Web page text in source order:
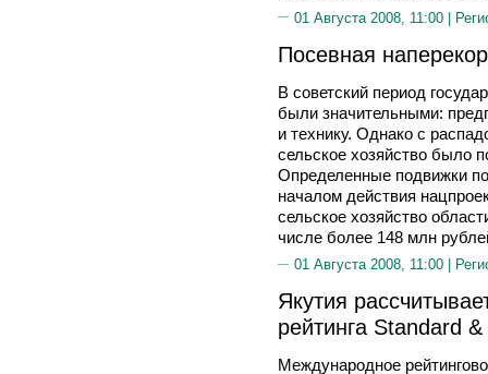
01 Августа 2008, 11:00 |
Посевная
В советский период
были значительными:
и технику. Однако с
сельское хозяйство было
Определенные подвижки
началом действия
сельское хозяйство
числе более 148 млн
01 Августа 2008, 11:00 |
Якутия
рейтинга Standard
Международное